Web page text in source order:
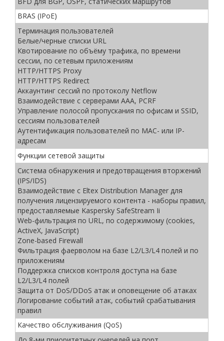
BRAS (IPoE)
Терминация пользователей
Белые/черные списки URL
Квотирование по объёму трафика, по времени
сессии, по сетевым приложениям
HTTP/HTTPS Proxy
HTTP/HTTPS Redirect
Аккаунтинг сессий по протоколу Netflow
Взаимодействие с серверами ААА, PCRF
Управление полосой пропускания по офисам и SSID,
сессиям пользователей
Аутентификация пользователей по MAC- или IP-
адресам
Функции сетевой защиты
Система обнаружения и предотвращения вторжений
(IPS/IDS)
Взаимодействие с Eltex Distribution Manager для
получения лицензируемого контента - наборы правил,
предоставляемые Kaspersky SafeStream Ii
Web-фильтрация по URL, по содержимому (cookies,
ActiveX, JavaScript)
Zone-based Firewall
Фильтрация фаерволом на базе L2/L3/L4 полей и по
приложениям
Поддержка списков контроля доступа на базе
L2/L3/L4 полей
Защита от DoS/DDoS атак и оповещение об атаках
Логирование событий атак, событий срабатывания
правил
Качество обслуживания (QoS)